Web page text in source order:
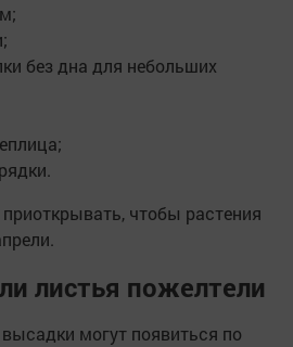
без дна для небольших
чтобы растения
листья пожелтели
могут появиться по